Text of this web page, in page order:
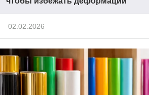
02.02.2026